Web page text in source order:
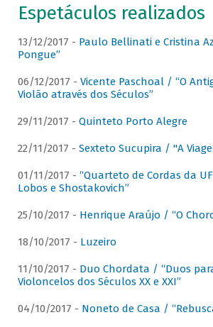
Espetáculos realizados
13/12/2017 - Paulo Bellinati e Cristina
Pongue”
06/12/2017 - Vicente Paschoal / “O
Violão através dos Séculos”
29/11/2017 - Quinteto Porto Alegre
22/11/2017 - Sexteto Sucupira / "A
01/11/2017 - “Quarteto de Cordas da
Lobos e Shostakovich”
25/10/2017 - Henrique Araújo / “O
18/10/2017 - Luzeiro
11/10/2017 - Duo Chordata / “Duos
Violoncelos dos Séculos XX e XXI”
04/10/2017 - Noneto de Casa /